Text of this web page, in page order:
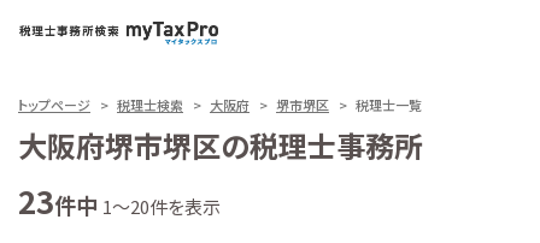
トップページ 税理士検索 大阪府 堺市堺区 税理士一覧
大阪府堺市堺区の税理士事務所
23件中 1～20件を表示